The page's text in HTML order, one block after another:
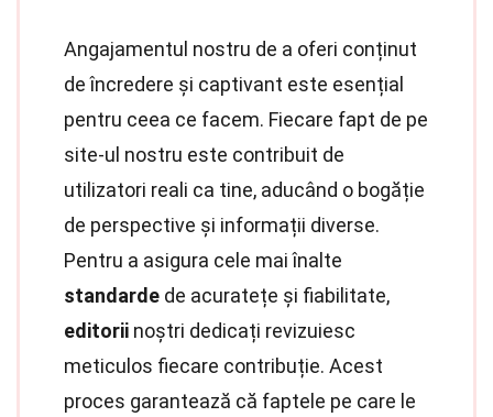
Angajamentul nostru de a oferi conținut
de încredere și captivant este esențial
pentru ceea ce facem. Fiecare fapt de pe
site-ul nostru este contribuit de
utilizatori reali ca tine, aducând o bogăție
de perspective și informații diverse.
Pentru a asigura cele mai înalte
standarde de acuratețe și fiabilitate,
editorii noștri dedicați revizuiesc
meticulos fiecare contribuție. Acest
proces garantează că faptele pe care le